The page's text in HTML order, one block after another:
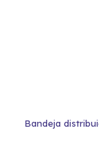
Bandeja